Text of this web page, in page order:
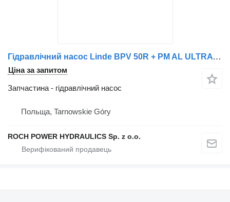
Гідравлічний насос Linde BPV 50R + PM AL ULTRA IPL0501P015 + до прибиральної машини Schmidt
Ціна за запитом
Запчастина - гідравлічний насос
Польща, Tarnowskie Góry
ROCH POWER HYDRAULICS Sp. z o.o.